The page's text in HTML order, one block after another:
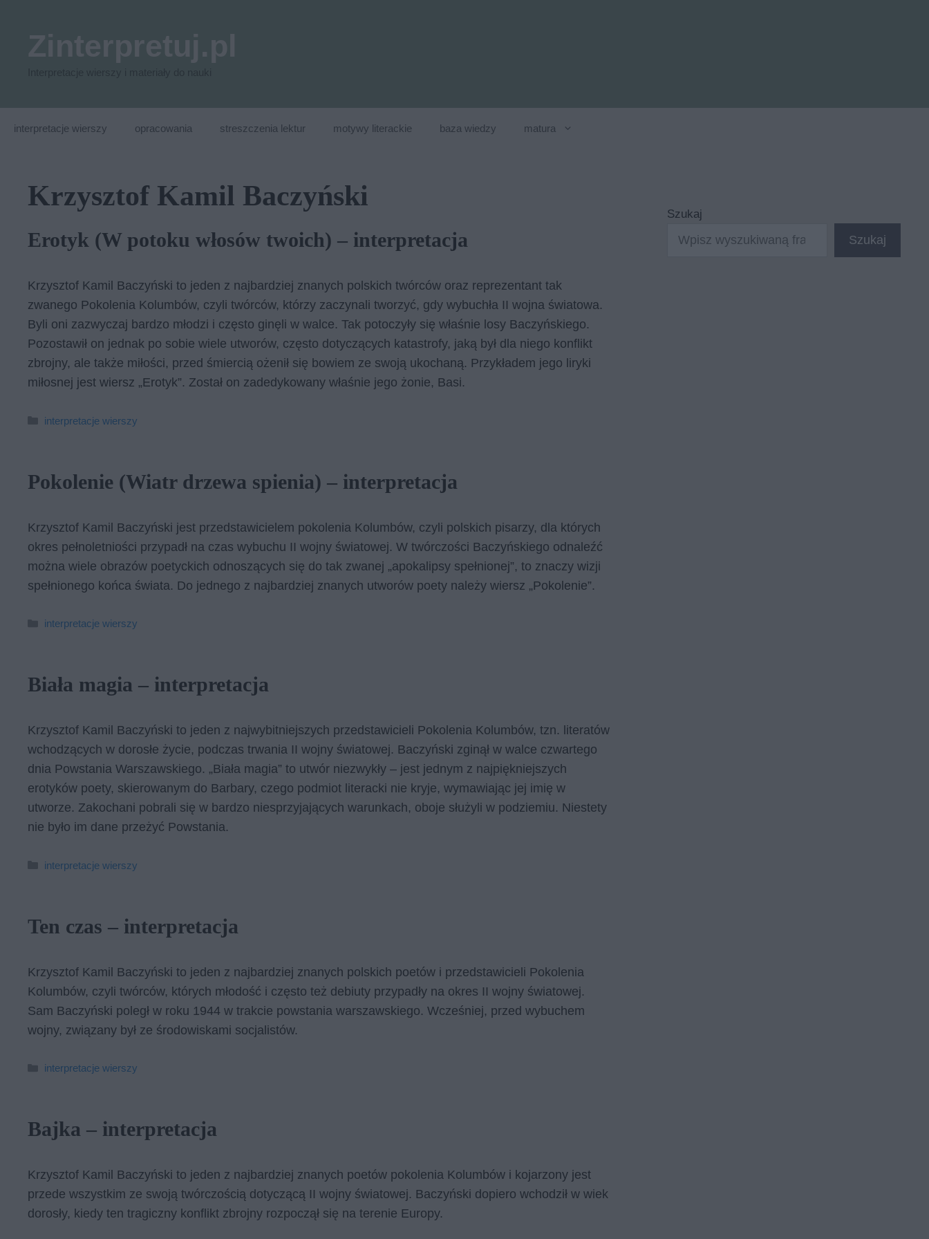
interpretacje wierszy opracowania streszczenia lektur motywy literackie baza wiedzy matura
Krzysztof Kamil Baczyński
Erotyk (W potoku włosów twoich) – interpretacja
Krzysztof Kamil Baczyński to jeden z najbardziej znanych polskich twórców oraz reprezentant tak
zwanego Pokolenia Kolumbów, czyli twórców, którzy zaczynali tworzyć, gdy wybuchła II wojna światowa.
Byli oni zazwyczaj bardzo młodzi i często ginęli w walce. Tak potoczyły się właśnie losy Baczyńskiego.
Pozostawił on jednak po sobie wiele utworów, często dotyczących katastrofy, jaką był dla niego konflikt
zbrojny, ale także miłości, przed śmiercią ożenił się bowiem ze swoją ukochaną. Przykładem jego liryki
miłosnej jest wiersz „Erotyk”. Został on zadedykowany właśnie jego żonie, Basi.
Kategorie
interpretacje wierszy
Pokolenie (Wiatr drzewa spienia) – interpretacja
Krzysztof Kamil Baczyński jest przedstawicielem pokolenia Kolumbów, czyli polskich pisarzy, dla których
okres pełnoletniości przypadł na czas wybuchu II wojny światowej. W twórczości Baczyńskiego odnaleźć
można wiele obrazów poetyckich odnoszących się do tak zwanej „apokalipsy spełnionej”, to znaczy wizji
spełnionego końca świata. Do jednego z najbardziej znanych utworów poety należy wiersz „Pokolenie”.
Kategorie
interpretacje wierszy
Biała magia – interpretacja
Krzysztof Kamil Baczyński to jeden z najwybitniejszych przedstawicieli Pokolenia Kolumbów, tzn. literatów
wchodzących w dorosłe życie, podczas trwania II wojny światowej. Baczyński zginął w walce czwartego
dnia Powstania Warszawskiego. „Biała magia” to utwór niezwykły – jest jednym z najpiękniejszych
erotyków poety, skierowanym do Barbary, czego podmiot literacki nie kryje, wymawiając jej imię w
utworze. Zakochani pobrali się w bardzo niesprzyjających warunkach, oboje służyli w podziemiu. Niestety
nie było im dane przeżyć Powstania.
Kategorie
interpretacje wierszy
Ten czas – interpretacja
Krzysztof Kamil Baczyński to jeden z najbardziej znanych polskich poetów i przedstawicieli Pokolenia
Kolumbów, czyli twórców, których młodość i często też debiuty przypadły na okres II wojny światowej.
Sam Baczyński poległ w roku 1944 w trakcie powstania warszawskiego. Wcześniej, przed wybuchem
wojny, związany był ze środowiskami socjalistów.
Kategorie
interpretacje wierszy
Bajka – interpretacja
Krzysztof Kamil Baczyński to jeden z najbardziej znanych poetów pokolenia Kolumbów i kojarzony jest
przede wszystkim ze swoją twórczością dotyczącą II wojny światowej. Baczyński dopiero wchodził w wiek
dorosły, kiedy ten tragiczny konflikt zbrojny rozpoczął się na terenie Europy.
Szukaj
Szukaj